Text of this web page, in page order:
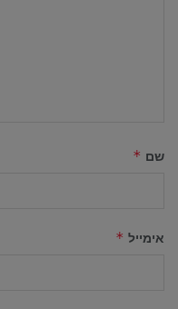
שם *
אימייל *